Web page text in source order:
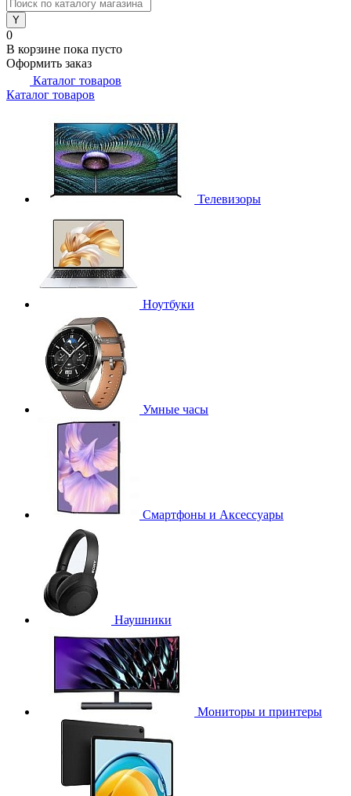
0
В корзине пока пусто
Оформить заказ
Каталог товаров
Каталог товаров
Телевизоры
Ноутбуки
Умные часы
Смартфоны и Аксессуары
Наушники
Мониторы и принтеры